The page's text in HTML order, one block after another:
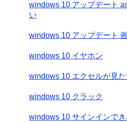
windows 10 アップデート
い
windows 10 アップデート
windows 10 イヤホン
windows 10 エクセルが見た
windows 10 クラック
windows 10 サインインで